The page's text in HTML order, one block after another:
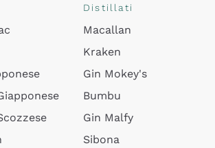
Distillati
Macallan
Kraken
Gin Mokey's
Bumbu
Gin Malfy
Sibona